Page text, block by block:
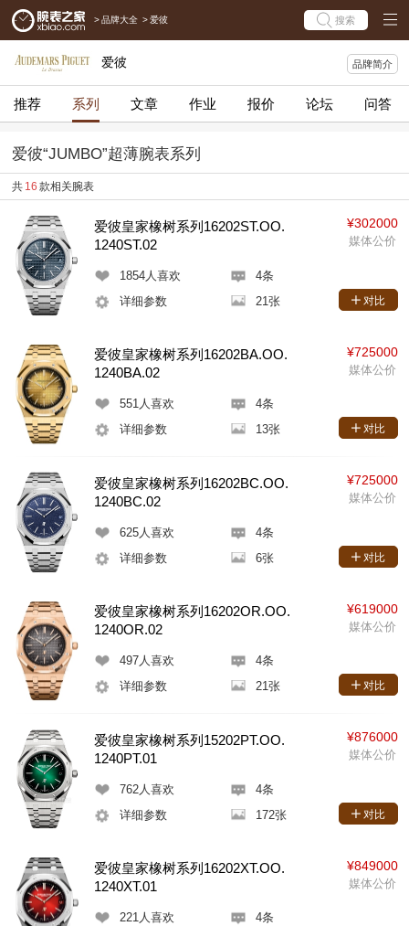
> 品牌大全 > 爱彼 搜索
爱彼 品牌简介
推荐 系列 文章 作业 报价 论坛 问答
爱彼“JUMBO”超薄腕表系列
共 16 款相关腕表
爱彼皇家橡树系列16202ST.OO.
1240ST.02
1854人喜欢
4条
详细参数
21张
¥302000
媒体公价
对比
爱彼皇家橡树系列16202BA.OO.
1240BA.02
551人喜欢
4条
详细参数
13张
¥725000
媒体公价
对比
爱彼皇家橡树系列16202BC.OO.
1240BC.02
625人喜欢
4条
详细参数
6张
¥725000
媒体公价
对比
爱彼皇家橡树系列16202OR.OO.
1240OR.02
497人喜欢
4条
详细参数
21张
¥619000
媒体公价
对比
爱彼皇家橡树系列15202PT.OO.
1240PT.01
762人喜欢
4条
详细参数
172张
¥876000
媒体公价
对比
爱彼皇家橡树系列16202XT.OO.
1240XT.01
221人喜欢
4条
¥849000
媒体公价